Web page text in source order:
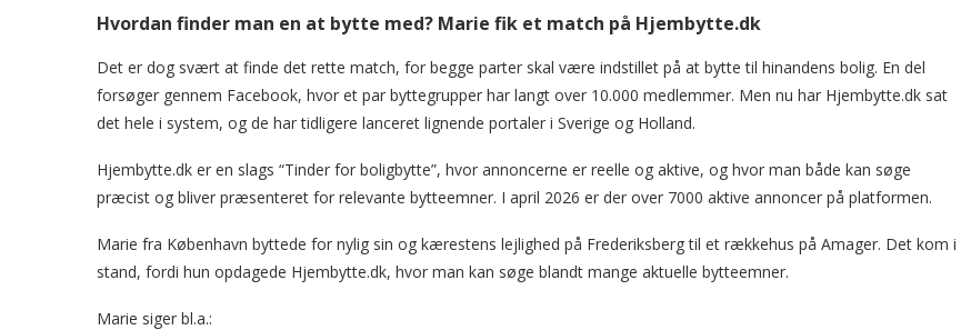
Hvordan finder man en at bytte med? Marie fik et match på Hjembytte.dk
Det er dog svært at finde det rette match, for begge parter skal være indstillet på at bytte til hinandens bolig. En del
forsøger gennem Facebook, hvor et par byttegrupper har langt over 10.000 medlemmer. Men nu har Hjembytte.dk sat
det hele i system, og de har tidligere lanceret lignende portaler i Sverige og Holland.
Hjembytte.dk er en slags “Tinder for boligbytte”, hvor annoncerne er reelle og aktive, og hvor man både kan søge
præcist og bliver præsenteret for relevante bytteemner. I april 2026 er der over 7000 aktive annoncer på platformen.
Marie fra København byttede for nylig sin og kærestens lejlighed på Frederiksberg til et rækkehus på Amager. Det kom i
stand, fordi hun opdagede Hjembytte.dk, hvor man kan søge blandt mange aktuelle bytteemner.
Marie siger bl.a.: